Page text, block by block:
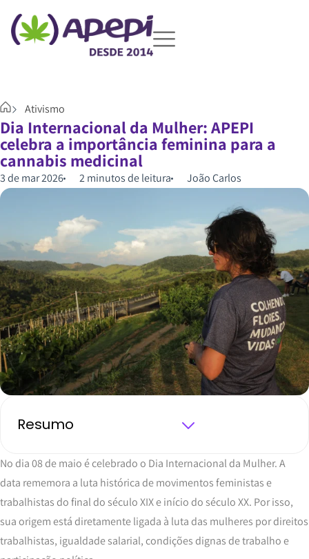
Ativismo
Dia Internacional da Mulher: APEPI
celebra a importância feminina para a
cannabis medicinal
3 de mar 2026 2 minutos de leitura João Carlos
Resumo
No dia 08 de maio é celebrado o Dia Internacional da Mulher. A
data rememora a luta histórica de movimentos feministas e
trabalhistas do final do século XIX e início do século XX. Por isso,
sua origem está diretamente ligada à luta das mulheres por direitos
trabalhistas, igualdade salarial, condições dignas de trabalho e